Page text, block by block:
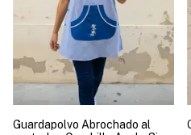
Guardapolvo Abrochado al